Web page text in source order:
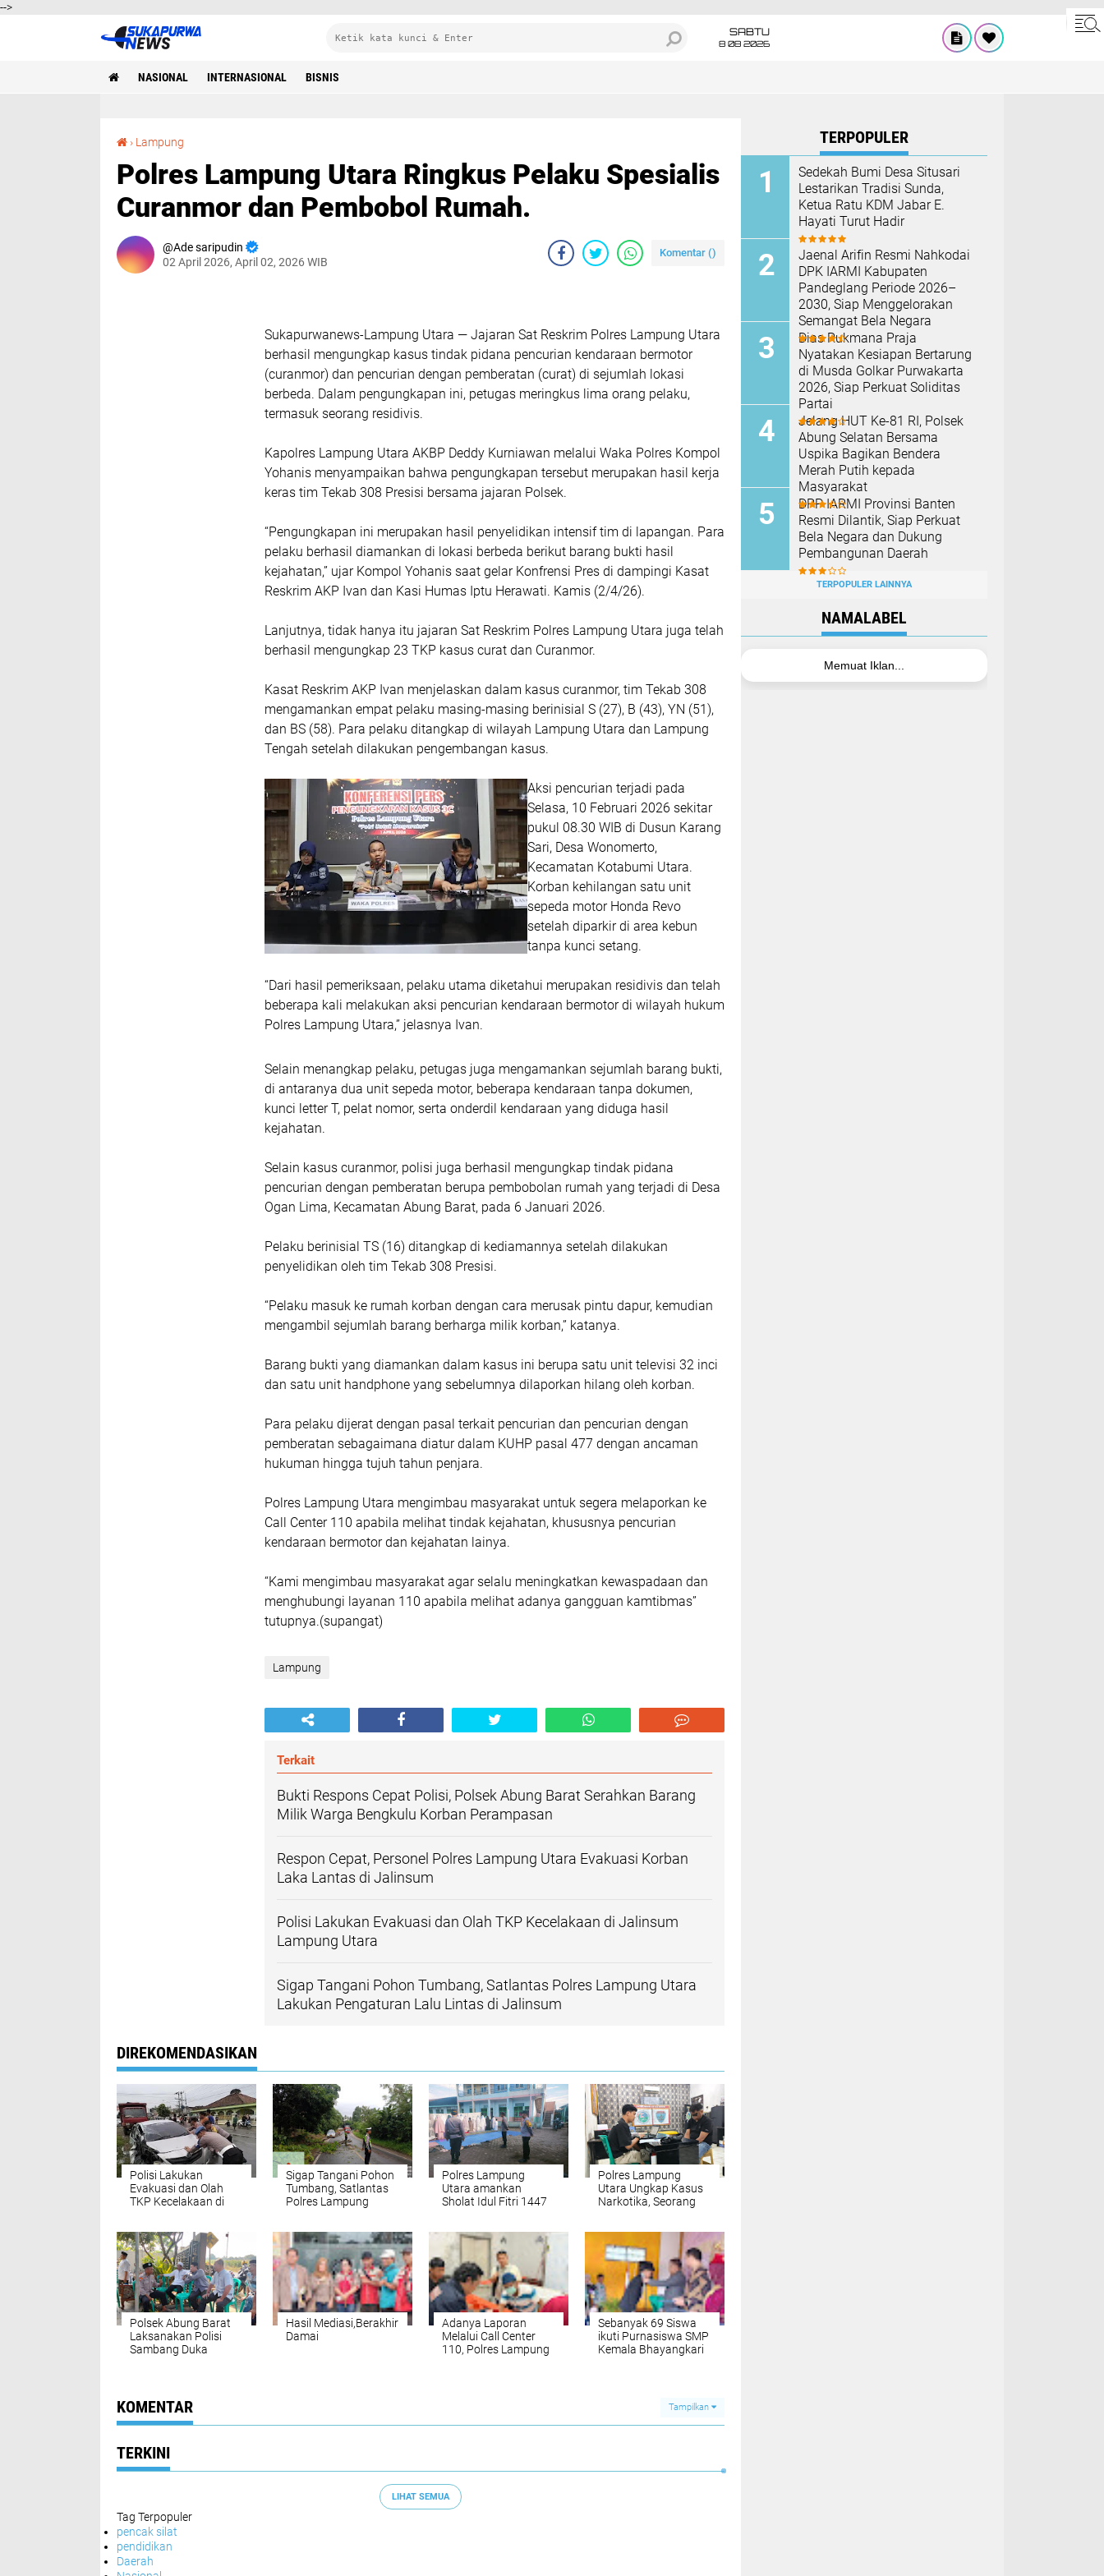
-->
SABTU
8 08 2026
NASIONAL INTERNASIONAL BISNIS
› Lampung
Polres Lampung Utara Ringkus Pelaku Spesialis
Curanmor dan Pembobol Rumah.
Ade saripudin
02 April 2026, April 02, 2026 WIB
Komentar ()
Sukapurwanews-Lampung Utara — Jajaran Sat Reskrim Polres Lampung Utara
berhasil mengungkap kasus tindak pidana pencurian kendaraan bermotor
(curanmor) dan pencurian dengan pemberatan (curat) di sejumlah lokasi
berbeda. Dalam pengungkapan ini, petugas meringkus lima orang pelaku,
termasuk seorang residivis.
Kapolres Lampung Utara AKBP Deddy Kurniawan melalui Waka Polres Kompol
Yohanis menyampaikan bahwa pengungkapan tersebut merupakan hasil kerja
keras tim Tekab 308 Presisi bersama jajaran Polsek.
“Pengungkapan ini merupakan hasil penyelidikan intensif tim di lapangan. Para
pelaku berhasil diamankan di lokasi berbeda berikut barang bukti hasil
kejahatan,” ujar Kompol Yohanis saat gelar Konfrensi Pres di dampingi Kasat
Reskrim AKP Ivan dan Kasi Humas Iptu Herawati. Kamis (2/4/26).
Lanjutnya, tidak hanya itu jajaran Sat Reskrim Polres Lampung Utara juga telah
berhasil mengungkap 23 TKP kasus curat dan Curanmor.
Kasat Reskrim AKP Ivan menjelaskan dalam kasus curanmor, tim Tekab 308
mengamankan empat pelaku masing-masing berinisial S (27), B (43), YN (51),
dan BS (58). Para pelaku ditangkap di wilayah Lampung Utara dan Lampung
Tengah setelah dilakukan pengembangan kasus.
Aksi pencurian terjadi pada
Selasa, 10 Februari 2026 sekitar
pukul 08.30 WIB di Dusun Karang
Sari, Desa Wonomerto,
Kecamatan Kotabumi Utara.
Korban kehilangan satu unit
sepeda motor Honda Revo
setelah diparkir di area kebun
tanpa kunci setang.
“Dari hasil pemeriksaan, pelaku utama diketahui merupakan residivis dan telah
beberapa kali melakukan aksi pencurian kendaraan bermotor di wilayah hukum
Polres Lampung Utara,” jelasnya Ivan.
Selain menangkap pelaku, petugas juga mengamankan sejumlah barang bukti,
di antaranya dua unit sepeda motor, beberapa kendaraan tanpa dokumen,
kunci letter T, pelat nomor, serta onderdil kendaraan yang diduga hasil
kejahatan.
Selain kasus curanmor, polisi juga berhasil mengungkap tindak pidana
pencurian dengan pemberatan berupa pembobolan rumah yang terjadi di Desa
Ogan Lima, Kecamatan Abung Barat, pada 6 Januari 2026.
Pelaku berinisial TS (16) ditangkap di kediamannya setelah dilakukan
penyelidikan oleh tim Tekab 308 Presisi.
“Pelaku masuk ke rumah korban dengan cara merusak pintu dapur, kemudian
mengambil sejumlah barang berharga milik korban,” katanya.
Barang bukti yang diamankan dalam kasus ini berupa satu unit televisi 32 inci
dan satu unit handphone yang sebelumnya dilaporkan hilang oleh korban.
Para pelaku dijerat dengan pasal terkait pencurian dan pencurian dengan
pemberatan sebagaimana diatur dalam KUHP pasal 477 dengan ancaman
hukuman hingga tujuh tahun penjara.
Polres Lampung Utara mengimbau masyarakat untuk segera melaporkan ke
Call Center 110 apabila melihat tindak kejahatan, khususnya pencurian
kendaraan bermotor dan kejahatan lainya.
“Kami mengimbau masyarakat agar selalu meningkatkan kewaspadaan dan
menghubungi layanan 110 apabila melihat adanya gangguan kamtibmas”
tutupnya.(supangat)
Lampung
Terkait
Bukti Respons Cepat Polisi, Polsek Abung Barat Serahkan Barang
Milik Warga Bengkulu Korban Perampasan
Respon Cepat, Personel Polres Lampung Utara Evakuasi Korban
Laka Lantas di Jalinsum
Polisi Lakukan Evakuasi dan Olah TKP Kecelakaan di Jalinsum
Lampung Utara
Sigap Tangani Pohon Tumbang, Satlantas Polres Lampung Utara
Lakukan Pengaturan Lalu Lintas di Jalinsum
DIREKOMENDASIKAN
Polisi Lakukan
Evakuasi dan Olah
TKP Kecelakaan di
Sigap Tangani Pohon
Tumbang, Satlantas
Polres Lampung
Lintas di Jalinsum
Polres Lampung
Utara amankan
Sholat Idul Fitri 1447
Lokasi
Polres Lampung
Utara Ungkap Kasus
Narkotika, Seorang
Sabu
Polsek Abung Barat
Laksanakan Polisi
Sambang Duka
Hasil Mediasi,Berakhir
Damai
Adanya Laporan
Melalui Call Center
110, Polres Lampung
Sebanyak 69 Siswa
ikuti Purnasiswa SMP
Kemala Bhayangkari
KOMENTAR Tampilkan
TERKINI
LIHAT SEMUA
Tag Terpopuler
pencak silat
pendidikan
Daerah
TERPOPULER
Sedekah Bumi Desa Situsari
Lestarikan Tradisi Sunda,
Ketua Ratu KDM Jabar E.
Hayati Turut Hadir
Jaenal Arifin Resmi Nahkodai
DPK IARMI Kabupaten
Pandeglang Periode 2026–
2030, Siap Menggelorakan
Semangat Bela Negara
Dias Rukmana Praja
Nyatakan Kesiapan Bertarung
di Musda Golkar Purwakarta
2026, Siap Perkuat Soliditas
Partai
Jelang HUT Ke-81 RI, Polsek
Abung Selatan Bersama
Uspika Bagikan Bendera
Merah Putih kepada
Masyarakat
DPP IARMI Provinsi Banten
Resmi Dilantik, Siap Perkuat
Bela Negara dan Dukung
Pembangunan Daerah
TERPOPULER LAINNYA
NAMALABEL
Memuat Iklan...